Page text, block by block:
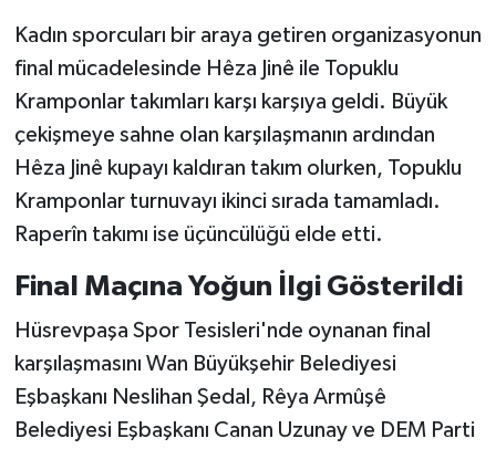
Kadın sporcuları bir araya getiren organizasyonun
final mücadelesinde Hêza Jinê ile Topuklu
Kramponlar takımları karşı karşıya geldi. Büyük
çekişmeye sahne olan karşılaşmanın ardından
Hêza Jinê kupayı kaldıran takım olurken, Topuklu
Kramponlar turnuvayı ikinci sırada tamamladı.
Raperîn takımı ise üçüncülüğü elde etti.
Final Maçına Yoğun İlgi Gösterildi
Hüsrevpaşa Spor Tesisleri'nde oynanan final
karşılaşmasını Wan Büyükşehir Belediyesi
Eşbaşkanı Neslihan Şedal, Rêya Armûşê
Belediyesi Eşbaşkanı Canan Uzunay ve DEM Parti
SPOR
TARİH
TEKNOLOJİ
YAŞAM